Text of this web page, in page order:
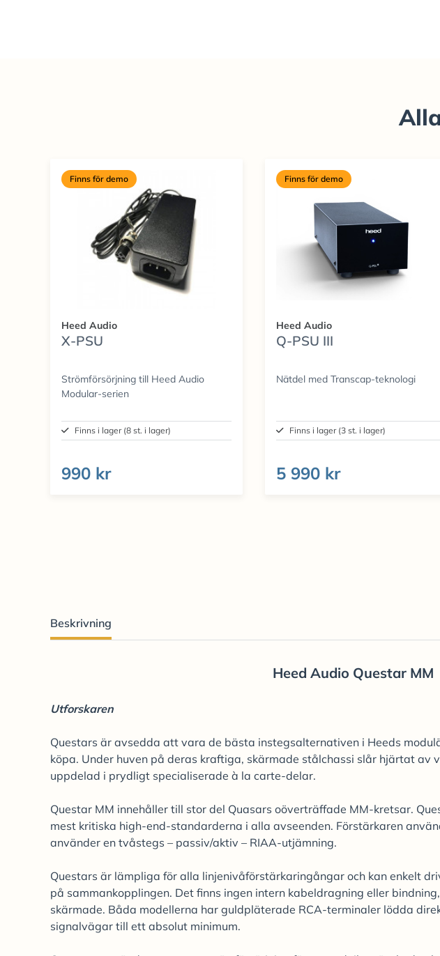
Finns för demo
Heed Audio
X-PSU
Strömförsörjning till Heed Audio
Modular-serien
Finns i lager (8 st. i lager)
990 kr
Finns för demo
Heed Audio
Q-PSU III
Nätdel med Transcap-teknologi
Finns i lager (3 st. i lager)
5 990 kr
Beskrivning
Heed Audio Questar MM
Utforskaren
Questars är avsedda att vara de bästa instegsalternativen i Heeds
köpa. Under huven på deras kraftiga, skärmade stålchassi slår hjärtat av
uppdelad i prydligt specialiserade à la carte-delar.
Questar MM innehåller till stor del Quasars oöverträffade MM-kretsar.
mest kritiska high-end-standarderna i alla avseenden. Förstärkaren
använder en tvåstegs – passiv/aktiv – RIAA-utjämning.
Questars är lämpliga för alla linjenivåförstärkaringångar och kan enkelt
på sammankopplingen. Det finns ingen intern kabeldragning eller
skärmade. Båda modellerna har guldpläterade RCA-terminaler lödda
signalvägar till ett absolut minimum.